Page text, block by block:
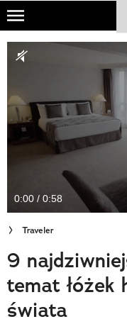
Skip
main
NATIONAL GEOGRAPHIC
PODCASTY
Sklep
Cuda Polski
Wielki Konkurs
Trendbook Podróżniczy
Polecane
0:00 / 0:58
Traveler
9
temat łóżek
świata